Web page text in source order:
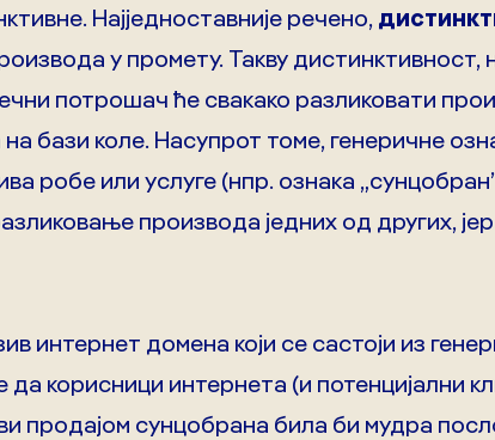
Најједноставније речено,
у промету. Такву дистинктивност,
потрошач ће свакако разликовати
бази коле. Насупрот томе, генеричне
робе или услуге (нпр. ознака
производа једних од других,
интернет домена који се састоји из
корисници интернета (и потенцијални
продајом сунцобрана била би мудра